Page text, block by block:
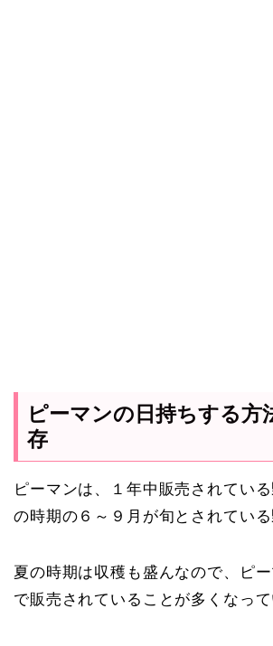
ピーマンの日持ちする方
存
ピーマンは、１年中販売されてい
の時期の６～９月が旬とされている
夏の時期は収穫も盛んなので、ピ
で販売されていることが多くなって